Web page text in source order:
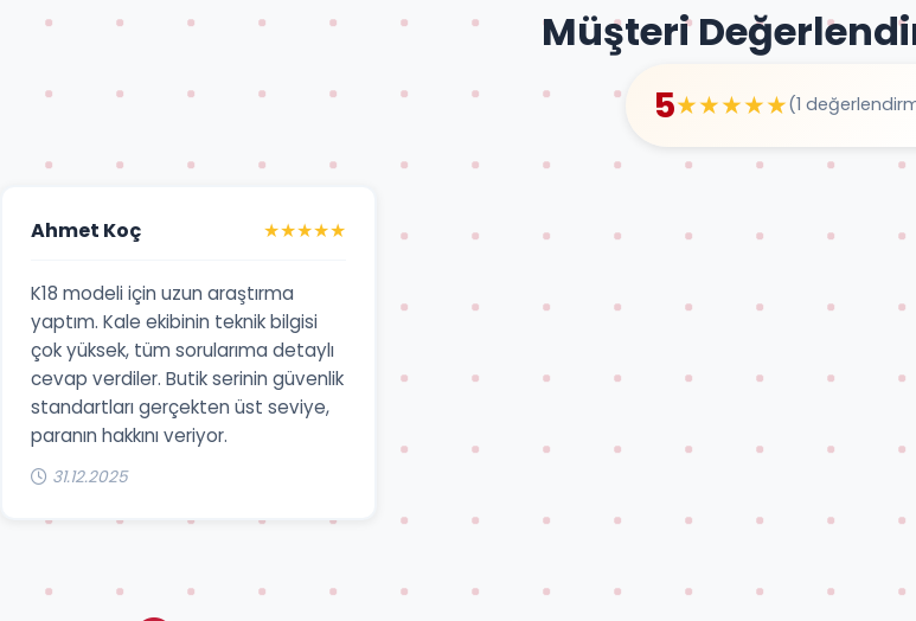
Müşteri
5★★★★★(1
Ahmet Koç ★★★★★
K18 modeli için uzun araştırma
yaptım. Kale ekibinin teknik bilgisi
çok yüksek, tüm sorularıma detaylı
cevap verdiler. Butik serinin güvenlik
standartları gerçekten üst seviye,
paranın hakkını veriyor.
31.12.2025